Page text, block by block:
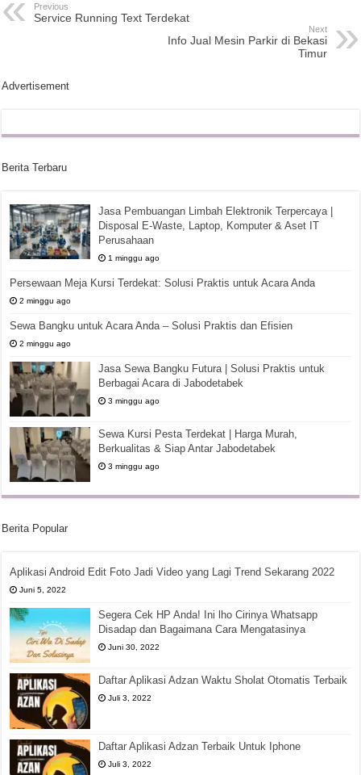
Previous
Service Running Text Terdekat
Next
Info Jual Mesin Parkir di Bekasi
Timur
Advertisement
Berita Terbaru
Jasa Pembuangan Limbah Elektronik Terpercaya |
Disposal E-Waste, Laptop, Komputer & Aset IT
Perusahaan
1 minggu ago
Persewaan Meja Kursi Terdekat: Solusi Praktis untuk Acara Anda
2 minggu ago
Sewa Bangku untuk Acara Anda – Solusi Praktis dan Efisien
2 minggu ago
Jasa Sewa Bangku Futura | Solusi Praktis untuk
Berbagai Acara di Jabodetabek
3 minggu ago
Sewa Kursi Pesta Terdekat | Harga Murah,
Berkualitas & Siap Antar Jabodetabek
3 minggu ago
Berita Popular
Aplikasi Android Edit Foto Jadi Video yang Lagi Trend Sekarang 2022
Juni 5, 2022
Segera Cek HP Anda! Ini lho Cirinya Whatsapp
Disadap dan Bagaimana Cara Mengatasinya
Juni 30, 2022
Daftar Aplikasi Adzan Waktu Sholat Otomatis Terbaik
Juli 3, 2022
Daftar Aplikasi Adzan Terbaik Untuk Iphone
Juli 3, 2022